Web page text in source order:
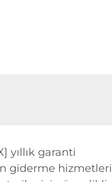
yıllık garanti
giderme hizmetleri